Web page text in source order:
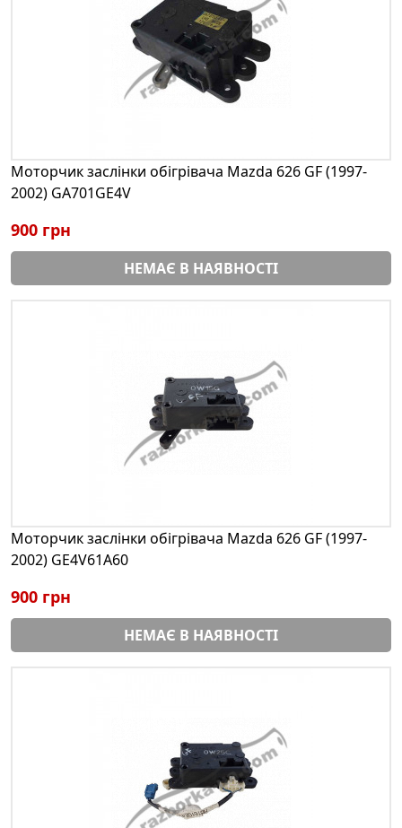
Моторчик заслінки обігрівача Mazda 626 GF (1997-
2002) GA701GE4V
900 грн
НЕМАЄ В НАЯВНОСТІ
Моторчик заслінки обігрівача Mazda 626 GF (1997-
2002) GE4V61A60
900 грн
НЕМАЄ В НАЯВНОСТІ